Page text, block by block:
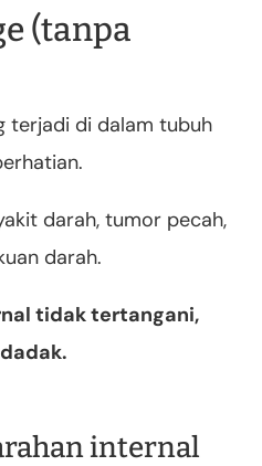
(tanpa
terjadi di dalam tubuh
darah, tumor pecah,
darah.
tidak tertangani,
internal